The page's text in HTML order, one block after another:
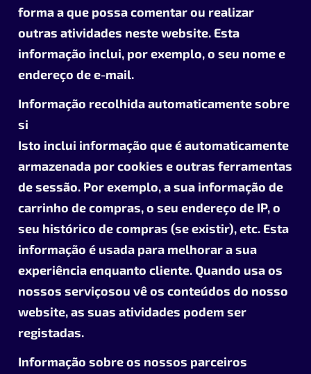
forma a que possa comentar ou realizar
outras atividades neste website. Esta
informação inclui, por exemplo, o seu nome e
endereço de e-mail.
Informação recolhida automaticamente sobre
si
Isto inclui informação que é automaticamente
armazenada por cookies e outras ferramentas
de sessão. Por exemplo, a sua informação de
carrinho de compras, o seu endereço de IP, o
seu histórico de compras (se existir), etc. Esta
informação é usada para melhorar a sua
experiência enquanto cliente. Quando usa os
nossos serviçosou vê os conteúdos do nosso
website, as suas atividades podem ser
registadas.
Informação sobre os nossos parceiros